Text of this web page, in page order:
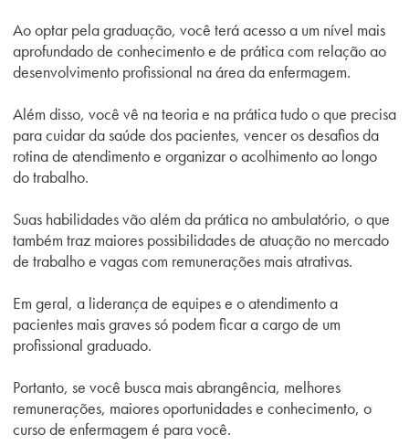
Ao optar pela graduação, você terá acesso a um nível mais
aprofundado de conhecimento e de prática com relação ao
desenvolvimento profissional na área da enfermagem.
Além disso, você vê na teoria e na prática tudo o que precisa
para cuidar da saúde dos pacientes, vencer os desafios da
rotina de atendimento e organizar o acolhimento ao longo
do trabalho.
Suas habilidades vão além da prática no ambulatório, o que
também traz maiores possibilidades de atuação no mercado
de trabalho e vagas com remunerações mais atrativas.
Em geral, a liderança de equipes e o atendimento a
pacientes mais graves só podem ficar a cargo de um
profissional graduado.
Portanto, se você busca mais abrangência, melhores
remunerações, maiores oportunidades e conhecimento, o
curso de enfermagem é para você.